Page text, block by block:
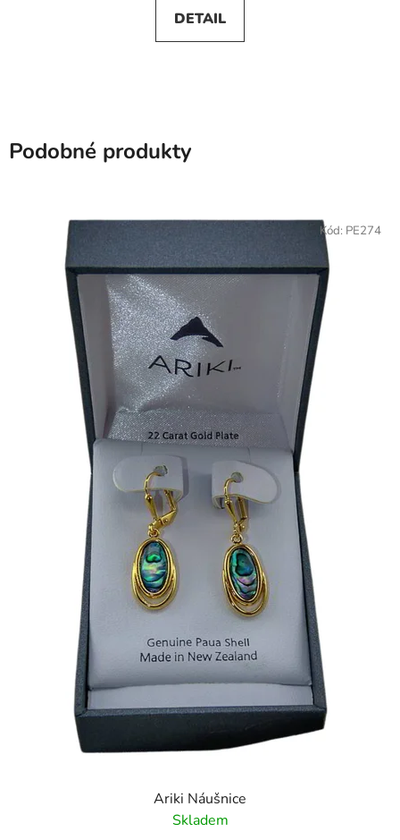
DETAIL
Podobné produkty
Ariki Náušnice
Skladem
Kód: PE274